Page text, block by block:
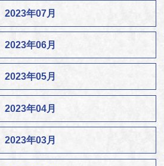
2023年07月
2023年06月
2023年05月
2023年04月
2023年03月